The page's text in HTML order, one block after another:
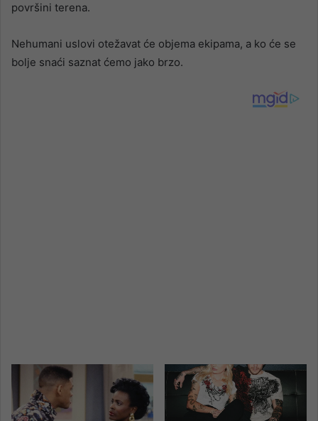
površini terena.
Nehumani uslovi otežavat će objema ekipama, a ko će se
bolje snaći saznat ćemo jako brzo.